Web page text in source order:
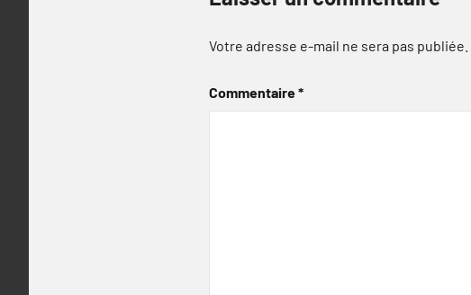
Votre adresse e-mail ne sera pas publiée.
Commentaire*